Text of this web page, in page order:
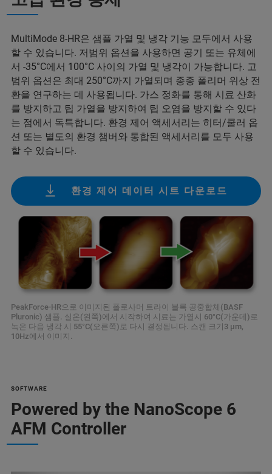
MultiMode 8-HR은 샘플 가열 및 냉각 기능 모두에서 사용
할 수 있습니다. 저범위 옵션을 사용하면 공기 또는 유체에
서 -35°C에서 100°C 사이의 가열 및 냉각이 가능합니다. 고
범위 옵션은 최대 250°C까지 가열되며 종종 폴리머 위상 전
환을 연구하는 데 사용됩니다. 가스 정화를 통해 시료 산화
를 방지하고 팁 가열을 방지하여 팁 오염을 방지할 수 있다
는 점에서 독특합니다. 환경 제어 액세서리는 히터/쿨러 옵
션 또는 별도의 환경 챔버와 통합된 액세서리를 모두 사용
할 수 있습니다.
환경 제어 데이터 시트 다운로드
PeakForce-HR으로 이미지된 폴로사머 트라이 블록 공중합체(BASF
Pluronic) 샘플. 실온(왼쪽)에서 시작하여 시료는 가열시 60°C(가운데)로
녹은 다음 냉각 시 55°C(오른쪽)로 다시 결정됩니다. 스캔 크기3 μm,
10Hz에서 이미지.
SOFTWARE
Powered by the NanoScope 6
AFM Controller